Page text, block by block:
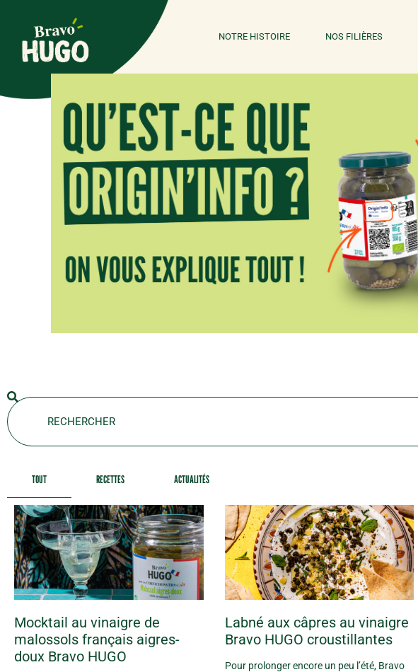
NOTRE HISTOIRE NOS FILIÈRES
TOUT RECETTES ACTUALITÉS
Mocktail au vinaigre de
malossols français aigres-
doux Bravo HUGO
Labné aux câpres au vinaigre
Bravo HUGO croustillantes
Pour prolonger encore un peu l’été, Bravo